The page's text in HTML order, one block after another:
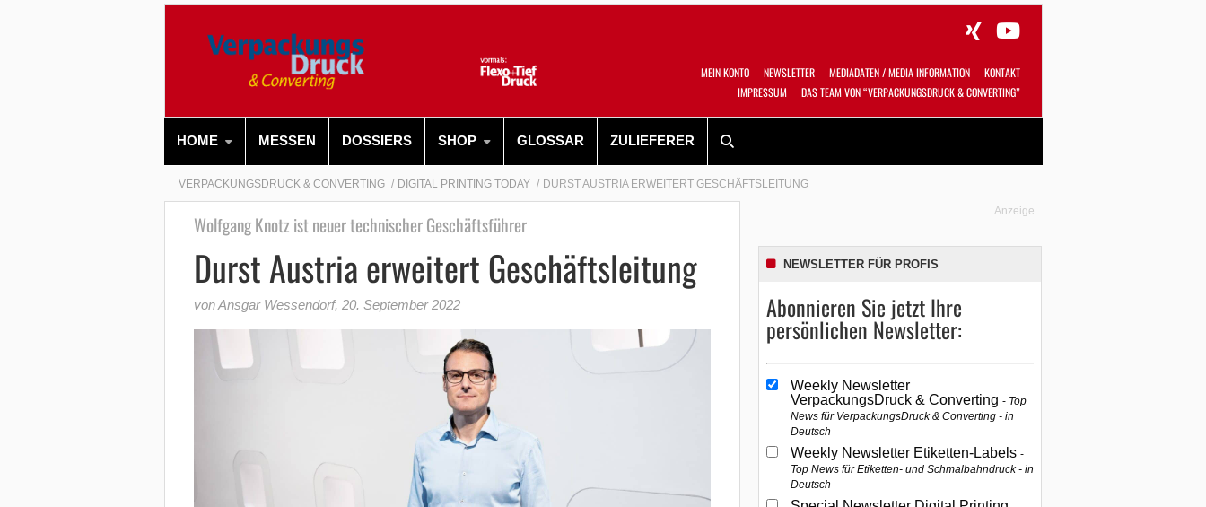
MEIN KONTO NEWSLETTER MEDIADATEN / MEDIA INFORMATION
KONTAKT
IMPRESSUM
DAS TEAM VON “VERPACKUNGSDRUCK & CONVERTING”
HOME MESSEN DOSSIERS SHOP GLOSSAR ZULIEFERER
VERPACKUNGSDRUCK & CONVERTING DIGITAL PRINTING TODAY DURST AUSTRIA ERWEITERT GESCHÄFTSLEITUNG
Wolfgang Knotz ist neuer technischer Geschäftsführer
Durst Austria erweitert Geschäftsleitung
von Ansgar Wessendorf, 20. September 2022
Anzeige
NEWSLETTER FÜR PROFIS
Abonnieren Sie jetzt Ihre
persönlichen Newsletter:
Weekly Newsletter
VerpackungsDruck & Converting Top
News für VerpackungsDruck & Converting - in
Deutsch
Weekly Newsletter Etiketten-Labels
Top News für Etiketten- und Schmalbahndruck - in
Deutsch